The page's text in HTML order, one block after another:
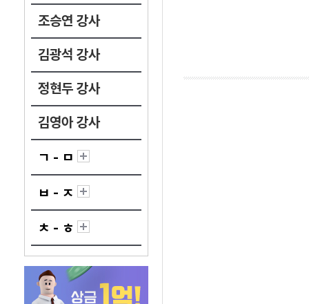
조승연 강사
김광석 강사
정현두 강사
김영아 강사
ㄱ - ㅁ
ㅂ - ㅈ
ㅊ - ㅎ